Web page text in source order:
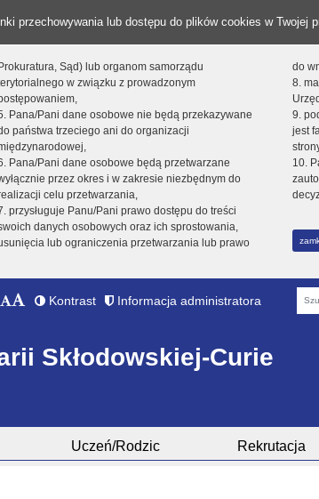
przechowywania lub dostępu do plików cookies w Twojej
Prokuratura, Sąd) lub organom samorządu
w związku z prowadzonym
Pana/Pani dane osobowe nie będą przekazywane
państwa trzeciego ani do organizacji
Pana/Pani dane osobowe będą przetwarzane
przez okres i w zakresie niezbędnym do
celu przetwarzania,
przysługuje Panu/Pani prawo dostępu do treści
danych osobowych oraz ich sprostowania,
lub ograniczenia przetwarzania lub prawo
do
8.
9.
jest
10.
Kontrast Informacja administratora
Skłodowskiej-Curie
Uczeń/Rodzic Rekrutacja